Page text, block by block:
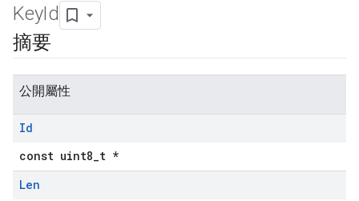
KeyId
摘要
公開屬性
Id
const uint8_t *
Len